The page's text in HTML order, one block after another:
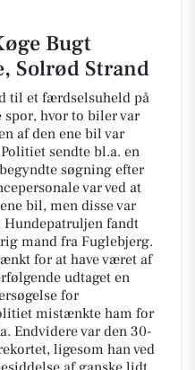
Bugt
Solrød Strand
til et færdselsuheld på
spor, hvor to biler var
af den ene bil var
sendte bl.a. en
søgning efter
var ved at
bil, men disse var
Hundepatruljen fandt
mand fra Fuglebjerg.
for at have været af
udtaget en
for
mistænkte ham for
Endvidere var den 30-
ligesom han ved